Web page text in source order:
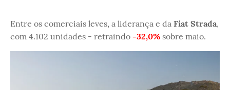
Entre os comerciais leves, a liderança e da Fiat Strada,
com 4.102 unidades - retraindo -32,0% sobre maio.